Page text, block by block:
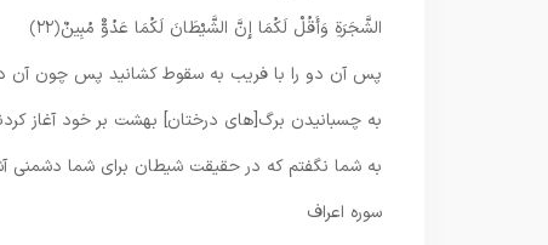
الشَّجَرَةِ وَأَقُلْ لَكُمَا إِنَّ الشَّيْطَانَ لَكُمَا عَدُوٌّ مُبِينٌ﴿۲۲﴾
پس آن دو را با فريب به سقوط كشانيد پس چون آن
به چسبانيدن برگ[هاى درختان] بهشت بر خود آغاز
به شما نگفتم كه در حقيقت‏ شيطان براى شما دشمنى
سوره اعراف